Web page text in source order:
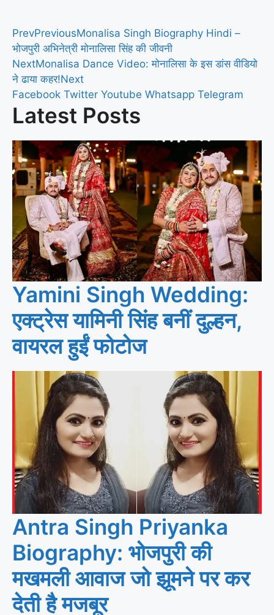
PrevPreviousMonalisa Singh Biography Hindi –
भोजपुरी अभिनेत्री मोनालिसा सिंह की जीवनी
NextMonalisa Dance Video: मोनालिसा के इस डांस वीडियो
ने ढाया कहर!Next
Facebook Twitter Youtube Whatsapp Telegram
Latest Posts
Yamini Singh Wedding:
एक्ट्रेस यामिनी सिंह बनीं दुल्हन,
वायरल हुईं फोटोज
Antra Singh Priyanka
Biography: भोजपुरी की
मखमली आवाज जो झूमने पर कर
देती है मजबूर